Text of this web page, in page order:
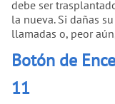
debe ser
la nueva. Si dañas
llamadas o, peor
Botón de
11